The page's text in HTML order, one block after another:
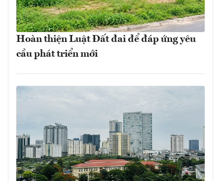
Hoàn thiện Luật Đất đai để đáp ứng yêu
cầu phát triển mới